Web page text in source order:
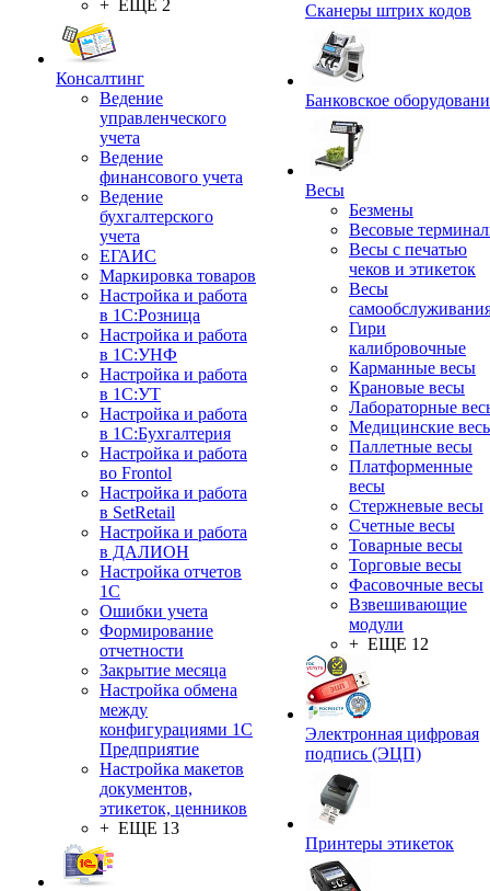
+ ЕЩЕ 2
Консалтинг
Ведение
управленческого
учета
Ведение
финансового учета
Ведение
бухгалтерского
учета
ЕГАИС
Маркировка товаров
Настройка и работа
в 1С:Розница
Настройка и работа
в 1С:УНФ
Настройка и работа
в 1С:УТ
Настройка и работа
в 1С:Бухгалтерия
Настройка и работа
во Frontol
Настройка и работа
в SetRetail
Настройка и работа
в ДАЛИОН
Настройка отчетов
1С
Ошибки учета
Формирование
отчетности
Закрытие месяца
Настройка обмена
между
конфигурациями 1С
Предприятие
Настройка макетов
документов,
этикеток, ценников
+ ЕЩЕ 13
Сканеры штрих кодов
Банковское
Весы
Безмены
Весовые
Весы с печатью
чеков и этикеток
Весы
Гири
калибровочные
Карманные весы
Крановые весы
Лабораторные
Медицинские
Паллетные весы
Платформенные
весы
Стержневые весы
Счетные весы
Товарные весы
Торговые весы
Фасовочные весы
Взвешивающие
модули
+ ЕЩЕ 12
Электронная цифровая
подпись (ЭЦП)
Принтеры этикеток